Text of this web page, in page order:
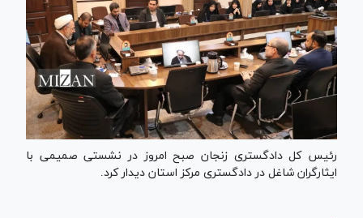
رئیس کل دادگستری زنجان صبح امروز در نشستی صمیمی با
ایثارگران شاغل در دادگستری مرکز استان دیدار کرد.